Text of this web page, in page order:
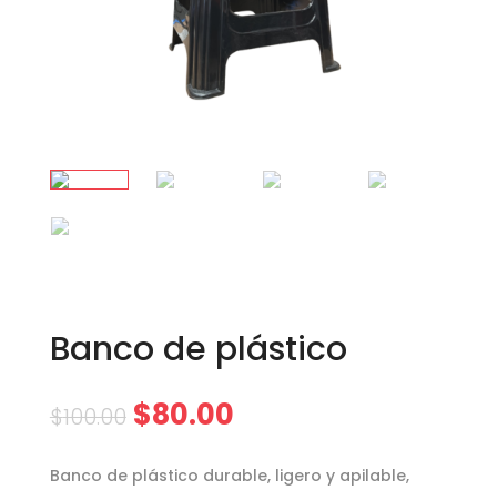
Banco de plástico
$100.00 $80.00
Banco de plástico durable, ligero y apilable,